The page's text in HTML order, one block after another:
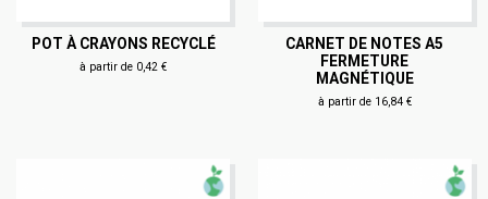
POT À CRAYONS RECYCLÉ
à partir de 0,42 €
CARNET DE NOTES A5
FERMETURE
MAGNÉTIQUE
à partir de 16,84 €